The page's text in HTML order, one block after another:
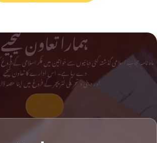
ہمارا تعاون کیجیے
ماہ نامہ حجاب اسلامی گذشتہ کئی دہائیوں سے خواتین میں فکر اسلامی کے
دے رہا ہے۔ اس ادارے کا تعاون کیجیے
اور دینی و تحریکی لٹریچر کے فروغ میں اپنا حصہ